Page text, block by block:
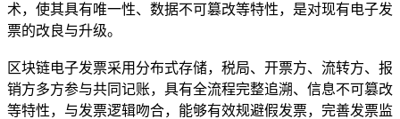
术，使其具有唯一性、数据不可篡改等特性，是对现有电子发
票的改良与升级。
区块链电子发票采用分布式存储，税局、开票方、流转方、报
销方多方参与共同记账，具有全流程完整追溯、信息不可篡改
等特性，与发票逻辑吻合，能够有效规避假发票，完善发票监